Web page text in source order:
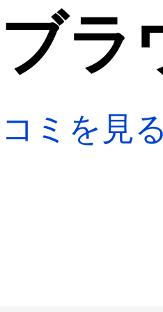
ラ
ミを見る